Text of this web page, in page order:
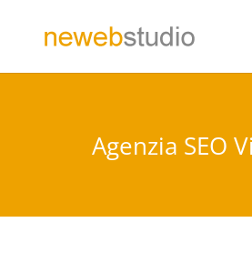
Agenzia SEO